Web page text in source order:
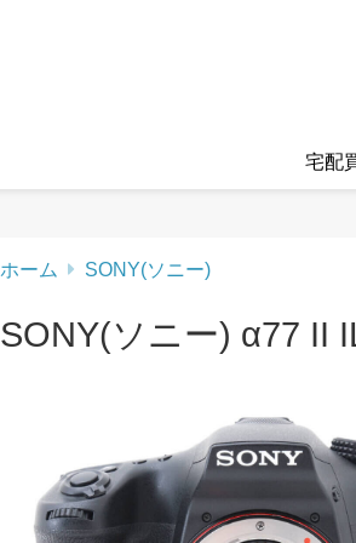
宅配
ホーム SONY(ソニー)
SONY(ソニー) α77 II